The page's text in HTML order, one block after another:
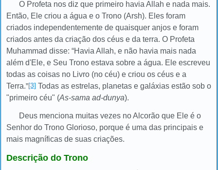
O Profeta nos diz que primeiro havia Allah e nada mais.
Então, Ele criou a água e o Trono (Arsh). Eles foram
criados independentemente de quaisquer anjos e foram
criados antes da criação dos céus e da terra. O Profeta
Muhammad disse: “Havia Allah, e não havia mais nada
além d'Ele, e Seu Trono estava sobre a água. Ele escreveu
todas as coisas no Livro (no céu) e criou os céus e a
Terra.”[3] Todas as estrelas, planetas e galáxias estão sob o
"primeiro céu" (As-sama ad-dunya).
Deus menciona muitas vezes no Alcorão que Ele é o
Senhor do Trono Glorioso, porque é uma das principais e
mais magníficas de suas criações.
Descrição do Trono